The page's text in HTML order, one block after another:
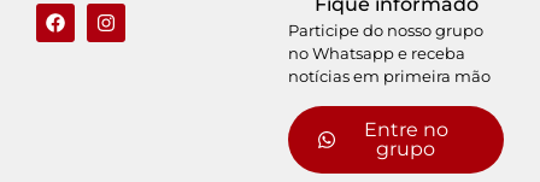
Fique informado
Participe do nosso grupo
no Whatsapp e receba
notícias em primeira mão
Entre no
grupo